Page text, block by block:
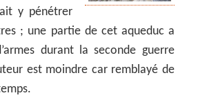
y pénétrer
; une partie de cet aqueduc a
durant la seconde guerre
est moindre car remblayé de